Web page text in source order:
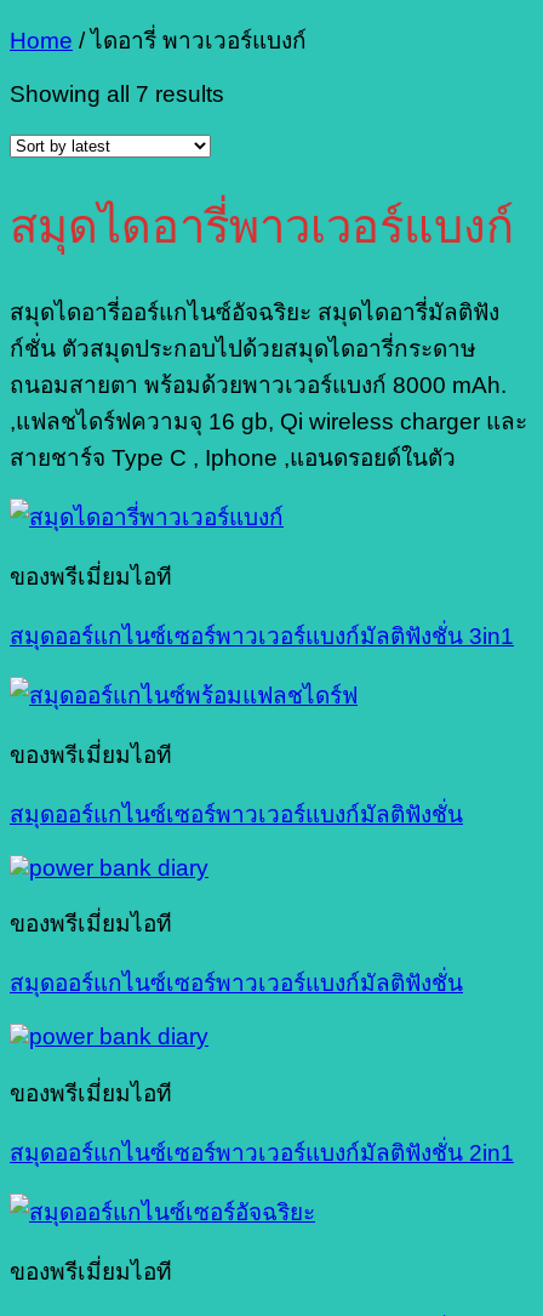
Home /ไดอารี่ พาวเวอร์แบงก์
Showing all 7 results
สมุดไดอารี่พาวเวอร์แบงก์
สมุดไดอารี่ออร์แกไนซ์อัจฉริยะ สมุดไดอารี่มัลติฟัง
ก์ชั่น ตัวสมุดประกอบไปด้วยสมุดไดอารี่กระดาษ
ถนอมสายตา พร้อมด้วยพาวเวอร์แบงก์ 8000 mAh.
,แฟลชไดร์ฟความจุ 16 gb, Qi wireless charger และ
สายชาร์จ Type C , Iphone ,แอนดรอยด์ในตัว
ของพรีเมี่ยมไอที
สมุดออร์แกไนซ์เซอร์พาวเวอร์แบงก์มัลติฟังชั่น 3in1
ของพรีเมี่ยมไอที
สมุดออร์แกไนซ์เซอร์พาวเวอร์แบงก์มัลติฟังชั่น
ของพรีเมี่ยมไอที
สมุดออร์แกไนซ์เซอร์พาวเวอร์แบงก์มัลติฟังชั่น
ของพรีเมี่ยมไอที
สมุดออร์แกไนซ์เซอร์พาวเวอร์แบงก์มัลติฟังชั่น 2in1
ของพรีเมี่ยมไอที